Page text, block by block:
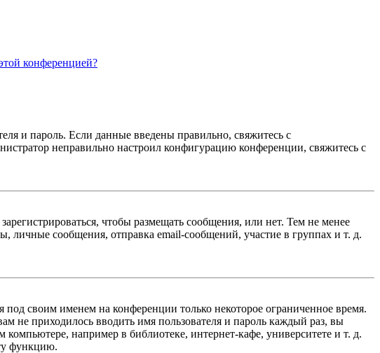
конференцией?
и пароль. Если данные введены правильно, свяжитесь с
неправильно настроил конфигурацию конференции, свяжитесь с
чтобы размещать сообщения, или нет. Тем не менее
личные сообщения, отправка email-сообщений, участие в группах и т. д.
под своим именем на конференции только некоторое ограниченное время.
не приходилось вводить имя пользователя и пароль каждый раз, вы
например в библиотеке, интернет-кафе, университете и т. д.
функцию.